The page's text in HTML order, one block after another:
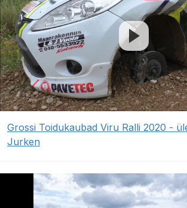
Grossi Toidukaubad Viru Ralli 2020 -
Jurken